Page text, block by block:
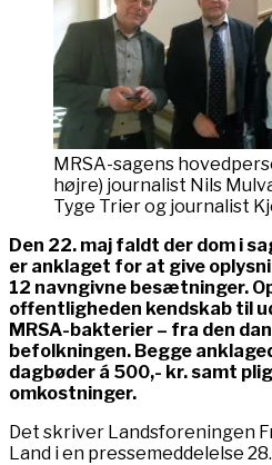
MRSA-sagens
højre) journalist Nils
Tyge Trier og journalist
Den 22. maj faldt der dom i
er anklaget for at give
12 navngivne besætninger.
offentligheden kendskab til
MRSA-bakterier – fra den
befolkningen. Begge
dagbøder á 500,- kr. samt
omkostninger.
Det skriver Landsforeningen
Land i en pressemeddelelse